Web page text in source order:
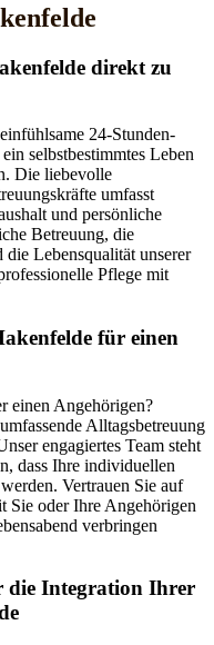
direkt zu
24-Stunden-
selbstbestimmtes Leben
Die liebevolle
umfasst
und persönliche
Betreuung, die
Lebensqualität unserer
Pflege mit
für einen
einen Angehörigen?
Alltagsbetreuung
engagiertes Team steht
dass Ihre individuellen
Vertrauen Sie auf
Sie oder Ihre Angehörigen
verbringen
die Integration Ihrer